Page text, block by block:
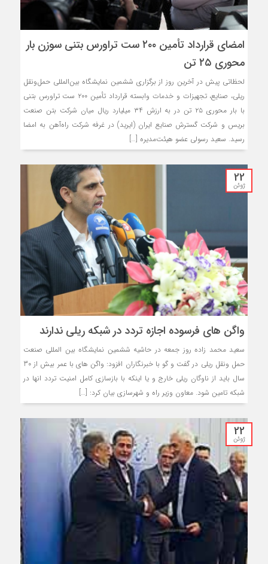
امضای قرارداد تأمین ۲۰۰ ست تراورس بتنی سوزن بار
محوری ۲۵ تن
لحظاتی پیش در آخرین روز از برگزاری ششمین نمایشگاه بین‌المللی حمل‌ونقل
ریلی، صنایع، تجهیزات و خدمات وابسته قرارداد تأمین ۲۰۰ ست تراورس بتنی
با بار محوری ۲۵ تن در به ارزش ۳۴ میلیارد ریال میان شرکت بتن صنعت
بریس و شرکت گسترش صنایع ایران (ایرید) در غرفه شرکت راه‌آهن به امضا
رسید. سعید رسولی عضو هیئت‌مدیره […]
22
ژوئن
واگن های فرسوده اجازه تردد در شبکه ریلی ندارند
سعید محمد زاده روز جمعه در حاشیه ششمین نمایشگاه بین المللی صنعت
حمل ونقل ریلی در گفت و گو با خبرنگاران افزود: واگن های با عمر بیش از 30
سال باید از ناوگان ریلی خارج و یا اینکه با بازسازی کامل امنیت تردد انها در
شبکه تامین شود. معاون وزیر راه و شهرسازی بیان کرد: […]
22
ژوئن